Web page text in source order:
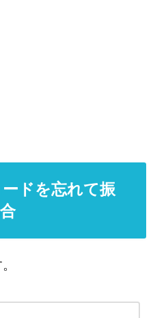
ドを忘れて振